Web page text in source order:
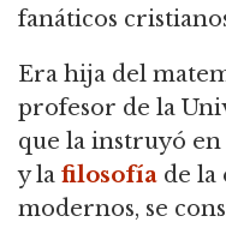
fanáticos
Era hija del
profesor de la
que la instruyó
y la filosofía de la
modernos, se